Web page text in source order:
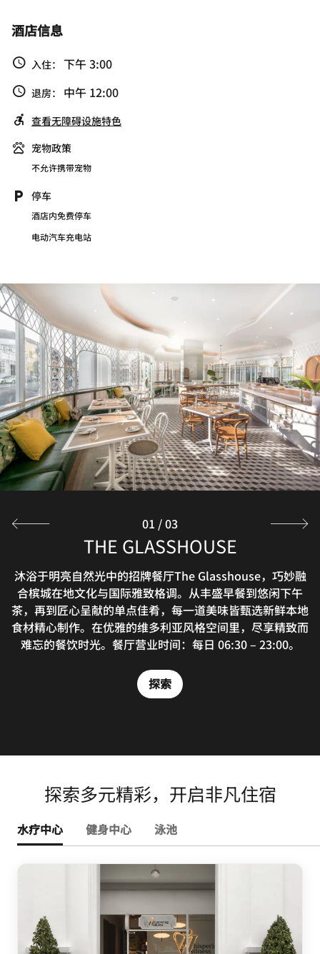
酒店信息
入住： 下午 3:00
退房： 中午 12:00
查看无障碍设施特色
宠物政策
不允许携带宠物
停车
酒店内免费停车
电动汽车充电站
THE GLASSHOUSE
沐浴于明亮自然光中的招牌餐厅The Glasshouse，巧妙融
合槟城在地文化与国际雅致格调。从丰盛早餐到悠闲下午
茶，再到匠心呈献的单点佳肴，每一道美味皆甄选新鲜本地
食材精心制作。在优雅的维多利亚风格空间里，尽享精致而
难忘的餐饮时光。餐厅营业时间：每日 06:30 – 23:00。
探索
THE RESERVE
创新与优雅在此邂逅。The Reserve酒吧位于东翼，供应创
新桶装鸡尾酒、经典啤酒及精选烈酒，并佐以一系列精致美
味小吃。
探索
CUTTER'S LOUNGE
行政酒廊紧邻大堂。作为酒店经典魅力的延伸，这里为Loft
Suite宾客打造了一处温馨宜人的专享空间，全天不限量供
应各式轻食及多样饮品。
探索
01 /03
探索多元精彩，开启非凡住宿
水疗中心 健身中心 泳池